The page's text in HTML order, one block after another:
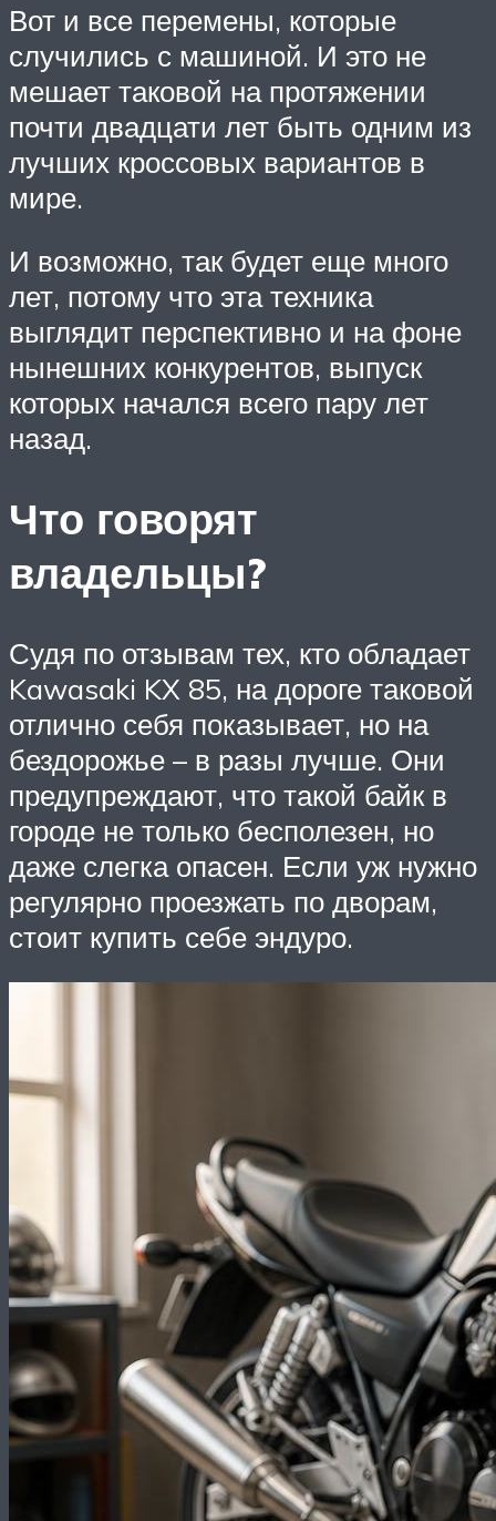
Вот и все перемены, которые
случились с машиной. И это не
мешает таковой на протяжении
почти двадцати лет быть одним из
лучших кроссовых вариантов в
мире.
И возможно, так будет еще много
лет, потому что эта техника
выглядит перспективно и на фоне
нынешних конкурентов, выпуск
которых начался всего пару лет
назад.
Что говорят
владельцы?
Судя по отзывам тех, кто обладает
Kawasaki KX 85, на дороге таковой
отлично себя показывает, но на
бездорожье – в разы лучше. Они
предупреждают, что такой байк в
городе не только бесполезен, но
даже слегка опасен. Если уж нужно
регулярно проезжать по дворам,
стоит купить себе эндуро.